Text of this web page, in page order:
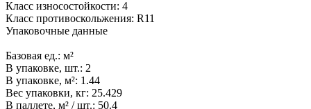
Класс износостойкости: 4
Класс противоскольжения: R11
Упаковочные данные
Базовая ед.: м²
В упаковке, шт.: 2
В упаковке, м²: 1.44
Вес упаковки, кг: 25.429
В паллете, м² / шт.: 50.4